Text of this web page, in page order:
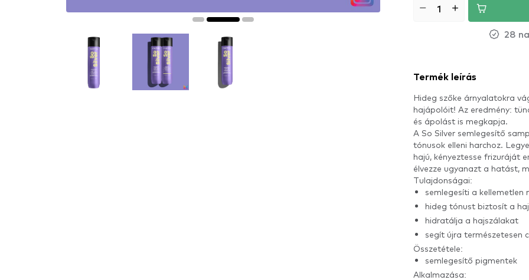
28
Termék leírás
Hideg szőke árnyalatokra
hajápolóit! Az eredmény:
és ápolást is megkapja.
A So Silver semlegesítő
tónusok elleni harchoz.
hajú, kényeztesse frizuráját
élvezze ugyanazt a hatást,
Tulajdonságai:
semlegesíti a kellemetlen
hideg tónust biztosít a
hidratálja a hajszálakat
segít újra természetesen
Összetétele:
semlegesítő pigmentek
Alkalmazása: